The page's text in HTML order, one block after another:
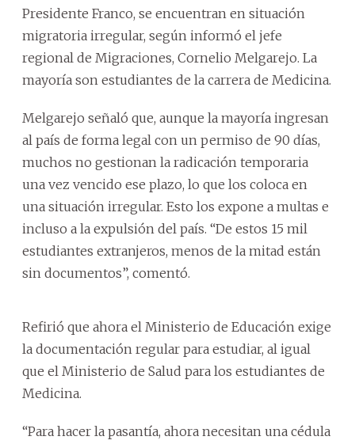
Presidente Franco, se encuentran en situación
migratoria irregular, según informó el jefe
regional de Migraciones, Cornelio Melgarejo. La
mayoría son estudiantes de la carrera de Medicina.
Melgarejo señaló que, aunque la mayoría ingresan
al país de forma legal con un permiso de 90 días,
muchos no gestionan la radicación temporaria
una vez vencido ese plazo, lo que los coloca en
una situación irregular. Esto los expone a multas e
incluso a la expulsión del país. “De estos 15 mil
estudiantes extranjeros, menos de la mitad están
sin documentos”, comentó.
Refirió que ahora el Ministerio de Educación exige
la documentación regular para estudiar, al igual
que el Ministerio de Salud para los estudiantes de
Medicina.
“Para hacer la pasantía, ahora necesitan una cédula